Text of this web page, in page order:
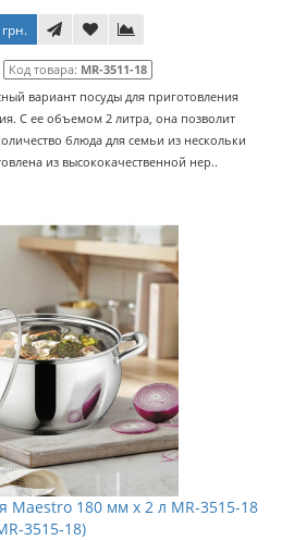
Код товара: MR-3511-18
вариант посуды для приготовления
С ее объемом 2 литра, она позволит
блюда для семьи из нескольки
из высококачественной нер..
180 мм х 2 л MR-3515-18
3515-18)